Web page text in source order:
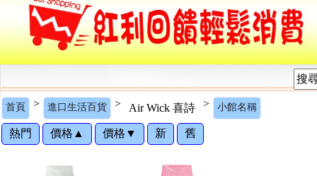
首頁 > 進口生活百貨 > Air Wick 喜詩 > 小館名稱
熱門 價格▲ 價格▼ 新 舊